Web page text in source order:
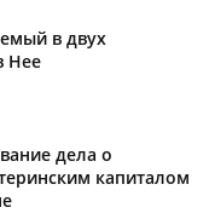
в двух
Нее
дела о
капиталом